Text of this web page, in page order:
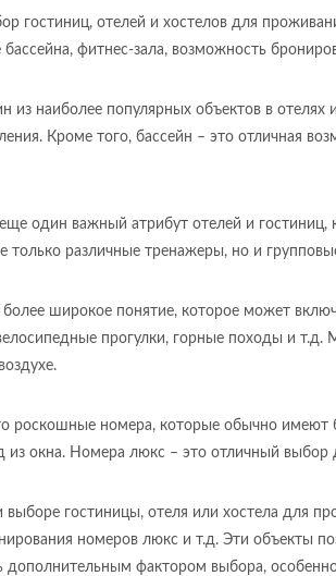
гостиниц, отелей и хостелов для
бассейна, фитнес-зала, возможность
из наиболее популярных объектов в
Кроме того, бассейн – это отличная
один важный атрибут отелей и
только различные тренажеры, но и
широкое понятие, которое может
прогулки, горные походы и
роскошные номера, которые обычно имеют
из окна. Номера люкс – это отличный
выборе гостиницы, отеля или хостела для
номеров люкс и т.д. Эти объекты
дополнительным фактором выбора,